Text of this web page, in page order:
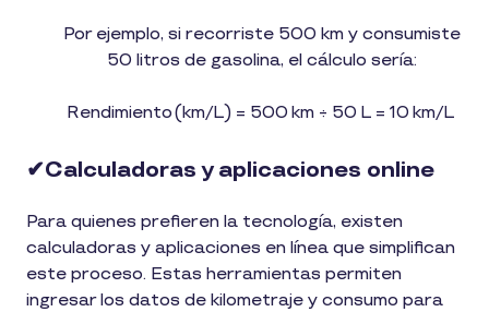
Por ejemplo, si recorriste 500 km y consumiste
50 litros de gasolina, el cálculo sería:
Rendimiento (km/L) = 500 km ÷ 50 L = 10 km/L
✔︎Calculadoras y aplicaciones online
Para quienes prefieren la tecnología, existen
calculadoras y aplicaciones en línea que simplifican
este proceso. Estas herramientas permiten
ingresar los datos de kilometraje y consumo para